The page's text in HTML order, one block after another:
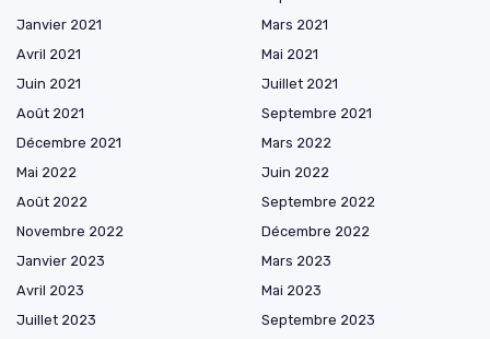
Janvier 2021
Mars 2021
Avril 2021
Mai 2021
Juin 2021
Juillet 2021
Août 2021
Septembre 2021
Décembre 2021
Mars 2022
Mai 2022
Juin 2022
Août 2022
Septembre 2022
Novembre 2022
Décembre 2022
Janvier 2023
Mars 2023
Avril 2023
Mai 2023
Juillet 2023
Septembre 2023